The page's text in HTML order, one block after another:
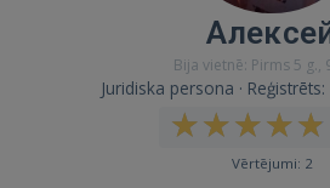
Bija vietnē: Pirms 5 g.,
Juridiska persona ·
Vērtējumi: 2